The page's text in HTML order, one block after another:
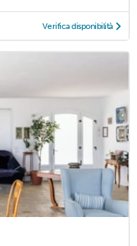
Verifica disponibilità